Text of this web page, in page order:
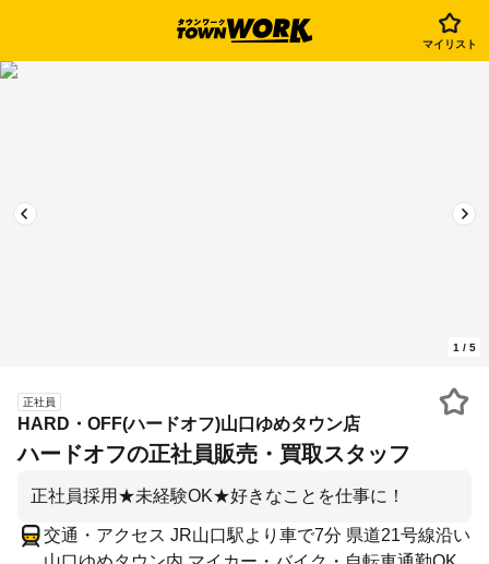
マイリスト
1 / 5
正社員
HARD・OFF(ハードオフ)山口ゆめタウン店
ハードオフの正社員販売・買取スタッフ
正社員採用★未経験OK★好きなことを仕事に！
交通・アクセス JR山口駅より車で7分 県道21号線沿い